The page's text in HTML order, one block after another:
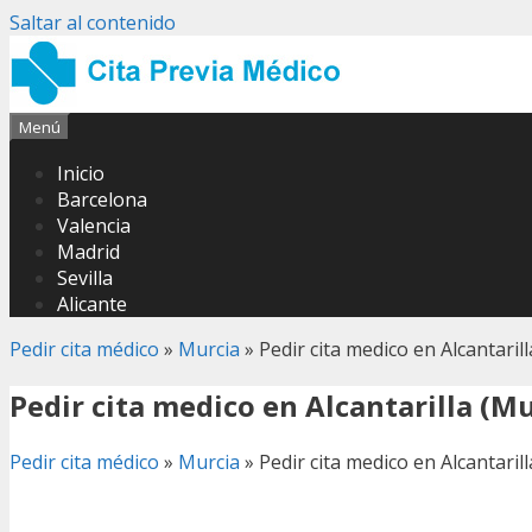
Saltar al contenido
Menú
Inicio
Barcelona
Valencia
Madrid
Sevilla
Alicante
Pedir cita médico » Murcia » Pedir cita medico en
Pedir cita medico en Alcantarilla
Pedir cita médico » Murcia » Pedir cita medico en